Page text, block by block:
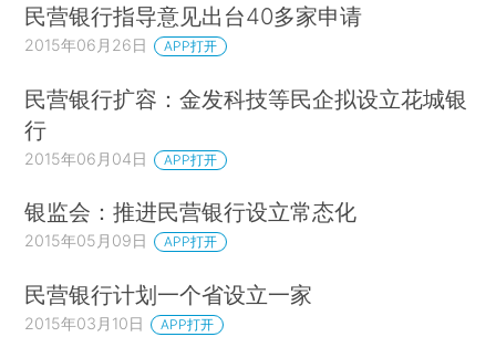
民营银行指导意见出台40多家申请
2015年06月26日 APP打开
民营银行扩容：金发科技等民企拟设立花城银
行
2015年06月04日 APP打开
银监会：推进民营银行设立常态化
2015年05月09日 APP打开
民营银行计划一个省设立一家
2015年03月10日 APP打开